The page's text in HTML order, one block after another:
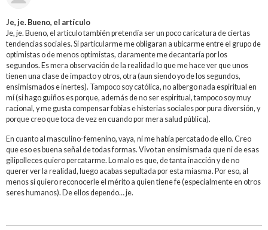
Je, je. Bueno, el artículo
Je, je. Bueno, el artículo también pretendía ser un poco caricatura de ciertas
tendencias sociales. Si particularme me obligaran a ubicarme entre el grupo de
optimistas o de menos optimistas, claramente me decantaría por los
segundos. Es mera observación de la realidad lo que me hace ver que unos
tienen una clase de impacto y otros, otra (aun siendo yo de los segundos,
ensimismados e inertes). Tampoco soy católica, no albergo nada espiritual en
mí (si hago guiños es porque, además de no ser espiritual, tampoco soy muy
racional, y me gusta compensar fobias e histerias sociales por pura diversión, y
porque creo que toca de vez en cuando por mera salud pública).
En cuanto al masculino-femenino, vaya, ni me había percatado de ello. Creo
que eso es buena señal de todas formas. Vivo tan ensimismada que ni de esas
gilipolleces quiero percatarme. Lo malo es que, de tanta inacción y de no
querer ver la realidad, luego acabas sepultada por esta miasma. Por eso, al
menos sí quiero reconocerle el mérito a quien tiene fe (especialmente en otros
seres humanos). De ellos dependo… je.